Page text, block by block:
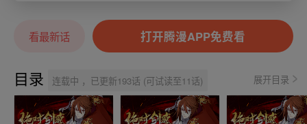
看最新话 打开腾漫APP免费看
目录 连载中 ，已更新193话 (可试读至11话) 展开目录